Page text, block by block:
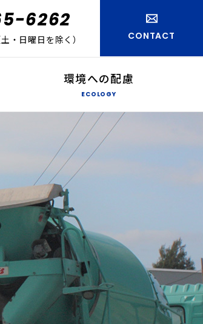
6262
・日曜日を除く） CONTACT
環境への配慮
ECOLOGY